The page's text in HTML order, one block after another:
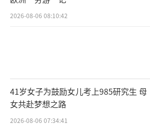
2026-08-06 08:10:42
41岁女子为鼓励女儿考上985研究生 母
女共赴梦想之路
2026-08-06 07:34:41